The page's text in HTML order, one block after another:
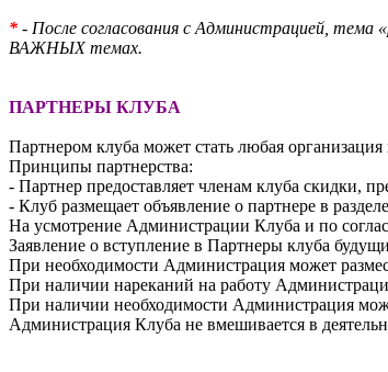
* - После согласования с Администрацией, тема
ВАЖНЫХ темах.
ПАРТНЕРЫ КЛУБА
Партнером клуба может стать любая
Принципы партнерства:
- Партнер предоставляет членам клуба скидки,
- Клуб размещает объявление о партнере в
На усмотрение Администрации Клуба и по
Заявление о вступление в Партнеры клуба
При необходимости Администрация может
При наличии нареканий на работу
При наличии необходимости Администрация
Администрация Клуба не вмешивается в